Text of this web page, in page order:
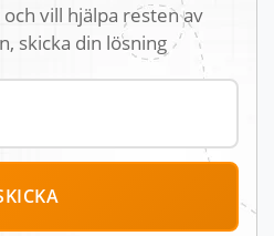
vill hjälpa resten av
skicka din lösning